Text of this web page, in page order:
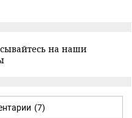
на наши
(7)